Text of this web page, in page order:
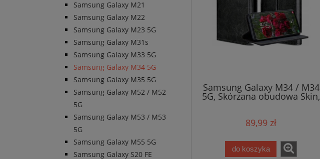
Samsung Galaxy M21
Samsung Galaxy M22
Samsung Galaxy M23 5G
Samsung Galaxy M31s
Samsung Galaxy M33 5G
Samsung Galaxy M34 5G
Samsung Galaxy M35 5G
Samsung Galaxy M52 / M52
5G
Samsung Galaxy M53 / M53
5G
Samsung Galaxy M55 5G
Samsung Galaxy S20 FE
Samsung Galaxy M34 / M34
5G, Skórzana obudowa Skin,
89,99 zł
do koszyka